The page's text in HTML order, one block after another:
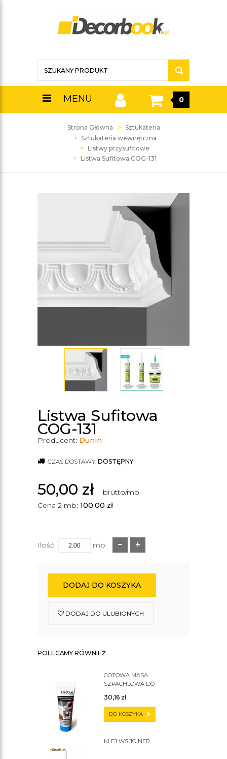
MENU 0
Strona Główna
Sztukateria
Sztukateria wewnętrzna
Listwy przysufitowe
Listwa Sufitowa COG-131
Listwa Sufitowa
COG-131
Producent: Dunin
CZAS DOSTAWY: DOSTĘPNY
50,00 zł
brutto/mb
Cena 2 mb: 100,00 zł
Ilość: mb
DODAJ DO KOSZYKA
DODAJ DO ULUBIONYCH
POLECAMY RÓWNIEŻ
GOTOWA MASA
SZPACHLOWA DO
30,16 zł
DO KOSZYKA
KLEJ WS JOINER